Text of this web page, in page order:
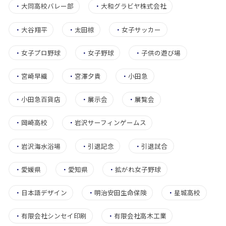
・ 大同高校バレー部 ・ 大和グラビヤ株式会社
・ 大谷翔平 ・ 太田椋 ・女子サッカー
・ 女子プロ野球 ・女子野球 ・子供の遊び場
・ 宮崎早織 ・ 宮澤夕貴 ・小田急
・ 小田急百貨店 ・展示会 ・展覧会
・ 岡崎高校 ・岩沢サーフィンゲームス
・ 岩沢海水浴場 ・引退記念 ・引退試合
・ 愛媛県 ・ 愛知県 ・拡がれ女子野球
・ 日本語デザイン ・明治安田生命保険 ・ 星城高校
・ 有限会社シンセイ印刷 ・ 有限会社高木工業